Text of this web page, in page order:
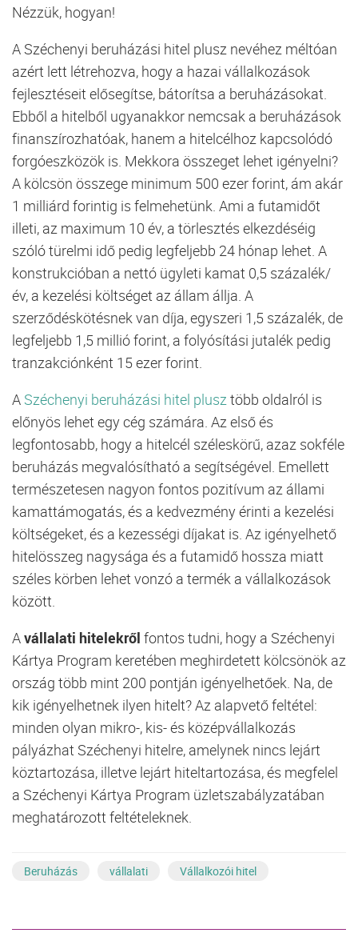
Nézzük, hogyan!
A Széchenyi beruházási hitel plusz nevéhez méltóan
azért lett létrehozva, hogy a hazai vállalkozások
fejlesztéseit elősegítse, bátorítsa a beruházásokat.
Ebből a hitelből ugyanakkor nemcsak a beruházások
finanszírozhatóak, hanem a hitelcélhoz kapcsolódó
forgóeszközök is. Mekkora összeget lehet igényelni?
A kölcsön összege minimum 500 ezer forint, ám akár
1 milliárd forintig is felmehetünk. Ami a futamidőt
illeti, az maximum 10 év, a törlesztés elkezdéséig
szóló türelmi idő pedig legfeljebb 24 hónap lehet. A
konstrukcióban a nettó ügyleti kamat 0,5 százalék/
év, a kezelési költséget az állam állja. A
szerződéskötésnek van díja, egyszeri 1,5 százalék, de
legfeljebb 1,5 millió forint, a folyósítási jutalék pedig
tranzakciónként 15 ezer forint.
ASzéchenyi beruházási hitel plusz több oldalról is
előnyös lehet egy cég számára. Az első és
legfontosabb, hogy a hitelcél széleskörű, azaz sokféle
beruházás megvalósítható a segítségével. Emellett
természetesen nagyon fontos pozitívum az állami
kamattámogatás, és a kedvezmény érinti a kezelési
költségeket, és a kezességi díjakat is. Az igényelhető
hitelösszeg nagysága és a futamidő hossza miatt
széles körben lehet vonzó a termék a vállalkozások
között.
Avállalati hitelekről fontos tudni, hogy a Széchenyi
Kártya Program keretében meghirdetett kölcsönök az
ország több mint 200 pontján igényelhetőek. Na, de
kik igényelhetnek ilyen hitelt? Az alapvető feltétel:
minden olyan mikro-, kis- és középvállalkozás
pályázhat Széchenyi hitelre, amelynek nincs lejárt
köztartozása, illetve lejárt hiteltartozása, és megfelel
a Széchenyi Kártya Program üzletszabályzatában
meghatározott feltételeknek.
Beruházás vállalati Vállalkozói hitel